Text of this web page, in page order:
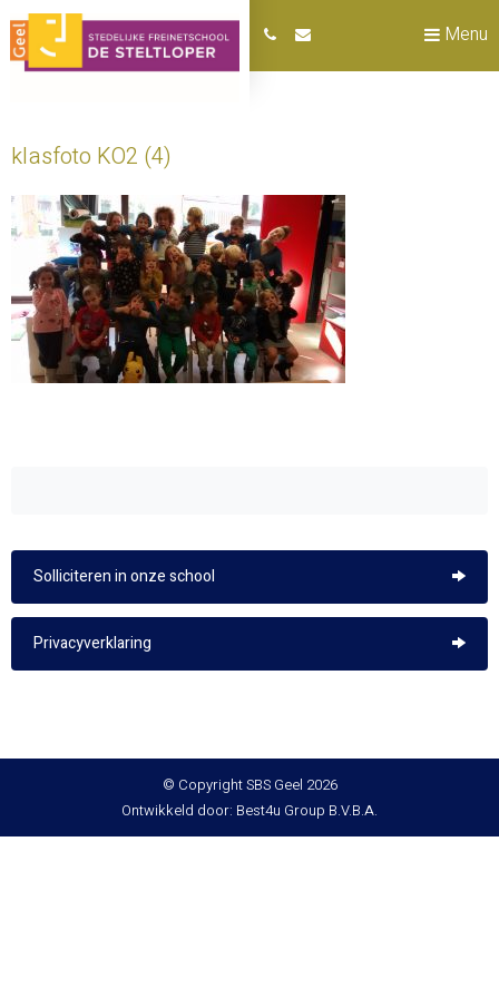
Menu
klasfoto KO2 (4)
Solliciteren in onze school
Privacyverklaring
© Copyright SBS Geel 2026
Ontwikkeld door: Best4u Group B.V.B.A.